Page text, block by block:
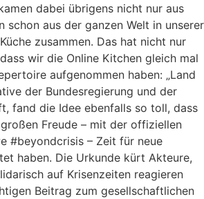
dabei übrigens nicht nur aus
schon aus der ganzen Welt in unserer
zusammen. Das hat nicht nur
wir die Online Kitchen gleich mal
aufgenommen haben: „Land
der Bundesregierung und der
fand die Idee ebenfalls so toll, dass
Freude – mit der offiziellen
#beyondcrisis – Zeit für neue
haben. Die Urkunde kürt Akteure,
auf Krisenzeiten reagieren
Beitrag zum gesellschaftlichen